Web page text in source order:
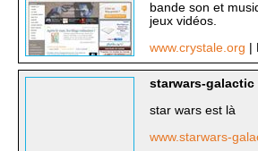
bande son et
jeux vidéos.
www.crystale.org
starwars-galactic
star wars est là
www.starwars-